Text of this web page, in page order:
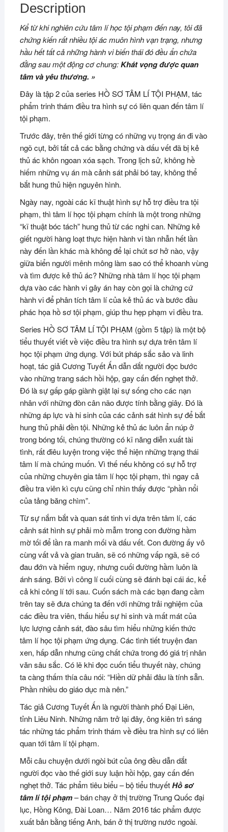
Description
Kể từ khi nghiên cứu tâm lí học tội phạm đến nay, tôi đã
chứng kiến rất nhiều tội ác muôn hình vạn trạng, nhưng
hầu hết tất cả những hành vi biến thái đó đều ẩn chứa
đằng sau một động cơ chung:Khát vọng được quan
tâm và yêu thương. »
Đây là tập 2 của series HỒ SƠ TÂM LÍ TỘI PHẠM, tác
phẩm trinh thám điều tra hình sự có liên quan đến tâm lí
tội phạm.
Trước đây, trên thế giới từng có những vụ trọng án đi vào
ngõ cụt, bởi tất cả các bằng chứng và dấu vết đã bị kẻ
thủ ác khôn ngoan xóa sạch. Trong lịch sử, không hề
hiếm những vụ án mà cảnh sát phải bó tay, không thể
bắt hung thủ hiện nguyên hình.
Ngày nay, ngoài các kĩ thuật hình sự hỗ trợ điều tra tội
phạm, thì tâm lí học tội phạm chính là một trong những
“kĩ thuật bóc tách” hung thủ từ các nghi can. Những kẻ
giết người hàng loạt thực hiện hành vi tàn nhẫn hết lần
này đến lần khác mà không để lại chút sơ hở nào, vậy
giữa biển người mênh mông làm sao có thể khoanh vùng
và tìm được kẻ thủ ác? Những nhà tâm lí học tội phạm
dựa vào các hành vi gây án hay còn gọi là chứng cứ
hành vi để phân tích tâm lí của kẻ thủ ác và bước đầu
phác họa hồ sơ tội phạm, giúp thu hẹp phạm vi điều tra.
Series HỒ SƠ TÂM LÍ TỘI PHẠM (gồm 5 tập) là một bộ
tiểu thuyết viết về việc điều tra hình sự dựa trên tâm lí
học tội phạm ứng dụng. Với bút pháp sắc sảo và linh
hoạt, tác giả Cương Tuyết Ấn dẫn dắt người đọc bước
vào những trang sách hồi hộp, gay cấn đến nghẹt thở.
Đó là sự gấp gáp giành giật lại sự sống cho các nạn
nhân với những đòn cân não được tính bằng giây. Đó là
những áp lực và hi sinh của các cảnh sát hình sự để bắt
hung thủ phải đền tội. Những kẻ thủ ác luôn ẩn núp ở
trong bóng tối, chúng thường có kĩ năng diễn xuất tài
tình, rất điêu luyện trong việc thể hiện những trạng thái
tâm lí mà chúng muốn. Vì thế nếu không có sự hỗ trợ
của những chuyên gia tâm lí học tội phạm, thì ngay cả
điều tra viên kì cựu cũng chỉ nhìn thấy được “phần nổi
của tảng băng chìm”.
Từ sự nắm bắt và quan sát tinh vi dựa trên tâm lí, các
cảnh sát hình sự phải mò mẫm trong con đường hầm
mờ tối để lần ra manh mối và dấu vết. Con đường ấy vô
cùng vất vả và gian truân, sẽ có những vấp ngã, sẽ có
đau đớn và hiểm nguy, nhưng cuối đường hầm luôn là
ánh sáng. Bởi vì công lí cuối cùng sẽ đánh bại cái ác, kể
cả khi công lí tới sau. Cuốn sách mà các bạn đang cầm
trên tay sẽ đưa chúng ta đến với những trải nghiệm của
các điều tra viên, thấu hiểu sự hi sinh và mất mát của
lực lượng cảnh sát, đào sâu tìm hiểu những kiến thức
tâm lí học tội phạm ứng dụng. Các tình tiết truyện đan
xen, hấp dẫn nhưng cũng chất chứa trong đó giá trị nhân
văn sâu sắc. Có lẽ khi đọc cuốn tiểu thuyết này, chúng
ta càng thấm thía câu nói: “Hiền dữ phải đâu là tính sẵn.
Phần nhiều do giáo dục mà nên.”
Tác giả Cương Tuyết Ấn là người thành phố Đại Liên,
tỉnh Liêu Ninh. Những năm trở lại đây, ông kiên trì sáng
tác những tác phẩm trinh thám về điều tra hình sự có liên
quan tới tâm lí tội phạm.
Mỗi câu chuyện dưới ngòi bút của ông đều dẫn dắt
người đọc vào thế giới suy luận hồi hộp, gay cấn đến
nghẹt thở. Tác phẩm tiêu biểu – bộ tiểu thuyếtHồ sơ
tâm lí tội phạm– bán chạy ở thị trường Trung Quốc đại
lục, Hồng Kông, Đài Loan… Năm 2016 tác phẩm được
xuất bản bằng tiếng Anh, bán ở thị trường nước ngoài.